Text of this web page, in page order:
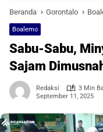
Beranda Gorontalo
Boalemo
Sabu-Sabu,
Sajam
Redaksi
3 Min
September 11, 2025